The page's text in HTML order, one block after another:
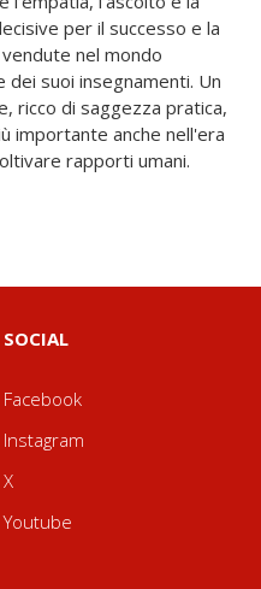
rapporti umani.
SOCIAL
Facebook
Instagram
X
Youtube